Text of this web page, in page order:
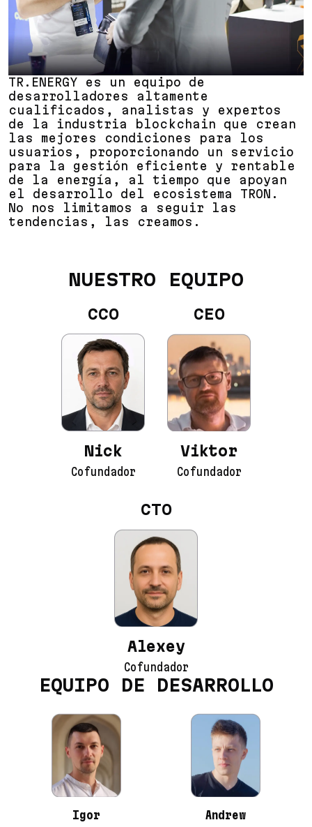
TR.ENERGY es un equipo de
desarrolladores altamente
cualificados, analistas y expertos
de la industria blockchain que crean
las mejores condiciones para los
usuarios, proporcionando un servicio
para la gestión eficiente y rentable
de la energía, al tiempo que apoyan
el desarrollo del ecosistema TRON.
No nos limitamos a seguir las
tendencias, las creamos.
NUESTRO EQUIPO
CCO
Nick
Cofundador
CEO
Viktor
Cofundador
CTO
Alexey
Cofundador
EQUIPO DE DESARROLLO
Igor
Andrew